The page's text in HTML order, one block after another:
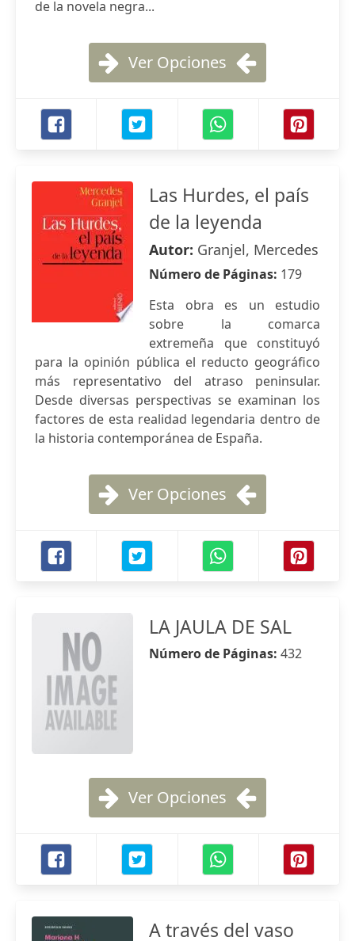
de la novela negra...
Ver Opciones
Las Hurdes, el país
de la leyenda
Autor: Granjel, Mercedes
Número de Páginas: 179
Esta obra es un estudio
sobre la comarca
extremeña que constituyó
para la opinión pública el reducto geográfico
más representativo del atraso peninsular.
Desde diversas perspectivas se examinan los
factores de esta realidad legendaria dentro de
la historia contemporánea de España.
Ver Opciones
LA JAULA DE SAL
Número de Páginas: 432
Ver Opciones
A través del vaso